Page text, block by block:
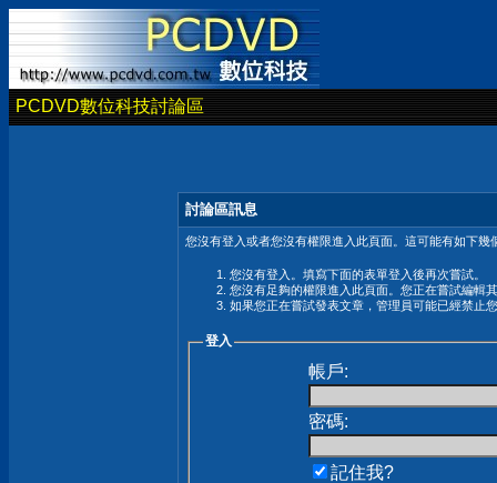
PCDVD數位科技討論區
討論區訊息
您沒有登入或者您沒有權限進入此頁面。這可能有如下幾
您沒有登入。填寫下面的表單登入後再次嘗試。
您沒有足夠的權限進入此頁面。您正在嘗試編輯
如果您正在嘗試發表文章，管理員可能已經禁止
登入
帳戶:
密碼:
記住我?